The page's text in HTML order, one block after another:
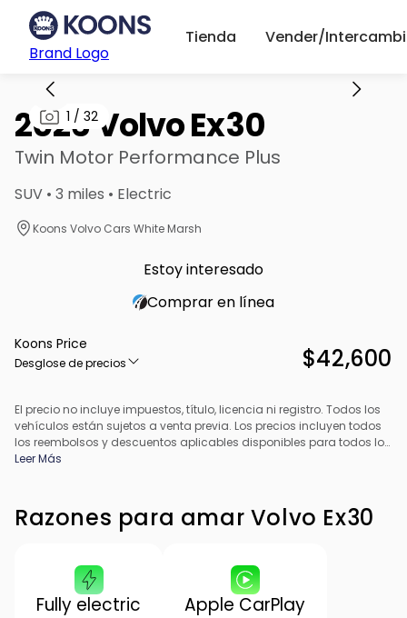
Brand Logo
Tienda Vender/
1 / 32
2026 Volvo Ex30
Twin Motor Performance Plus
SUV • 3 miles • Electric
Koons Volvo Cars White Marsh
Estoy interesado
Comprar en línea
Koons Price
Desglose de precios $42,600
El precio no incluye impuestos, título, licencia ni registro. Todos los
vehículos están sujetos a venta previa. Los precios incluyen todos
los reembolsos y descuentos aplicables disponibles para todos los
consumidores; pueden aplicarse reembolsos adicionales. Es
de procesamiento del concesionario. El precio real del
concesionario puede variar.
Leer Más
Razones para amar Volvo Ex30
Fully electric Apple CarPlay